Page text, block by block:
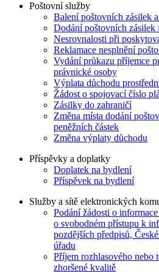
Poštovní služby
Balení poštovních zásilek
Dodání poštovních zásilek
Nesrovnalosti při
Reklamace nesplnění
Vydání průkazu příjemce
právnické osoby
Výplata důchodu
Žádost o spojovací číslo
Zásilky do zahraničí
Změna místa dodání
peněžních částek
Změna výplaty důchodu
Příspěvky a doplatky
Doplatek na bydlení
Příspěvek na bydlení
Služby a sítě elektronických
Podání žádosti o
o svobodném přístupu k
pozdějších předpisů,
úřadu
Příjem rozhlasového nebo
zhoršené kvalitě